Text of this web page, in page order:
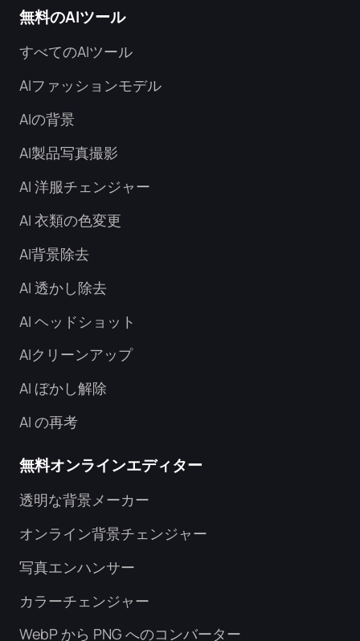
無料のAIツール
すべてのAIツール
AIファッションモデル
AIの背景
AI製品写真撮影
AI 洋服チェンジャー
AI 衣類の色変更
AI背景除去
AI 透かし除去
AI ヘッドショット
AIクリーンアップ
AI ぼかし解除
AI の再考
無料オンラインエディター
透明な背景メーカー
オンライン背景チェンジャー
写真エンハンサー
カラーチェンジャー
WebP から PNG へのコンバーター